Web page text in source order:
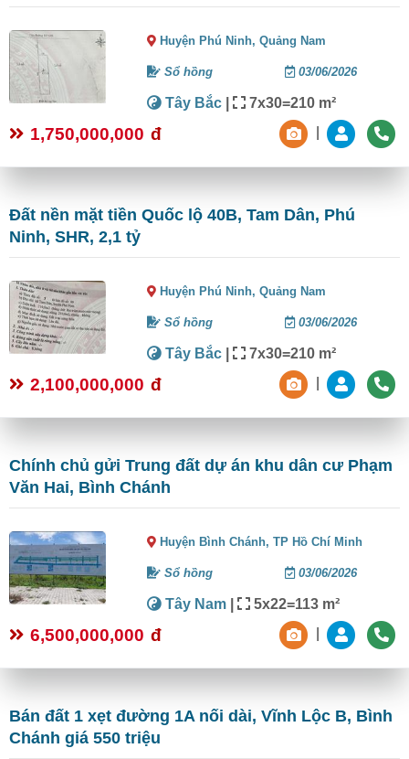
Huyện Phú Ninh,Quảng Nam
Sổ hồng 03/06/2026
Tây Bắc | 7x30=210 m²
1,750,000,000 đ
Đất nền mặt tiền Quốc lộ 40B, Tam Dân, Phú
Ninh, SHR, 2,1 tỷ
Huyện Phú Ninh,Quảng Nam
Sổ hồng 03/06/2026
Tây Bắc | 7x30=210 m²
2,100,000,000 đ
Chính chủ gửi Trung đất dự án khu dân cư Phạm
Văn Hai, Bình Chánh
Huyện Bình Chánh,TP Hồ Chí Minh
Sổ hồng 03/06/2026
Tây Nam | 5x22=113 m²
6,500,000,000 đ
Bán đất 1 xẹt đường 1A nối dài, Vĩnh Lộc B, Bình
Chánh giá 550 triệu